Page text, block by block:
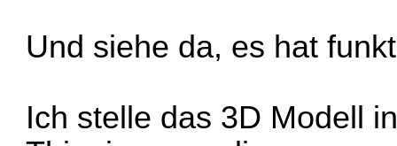
Und siehe da, es hat
Ich stelle das 3D Modell